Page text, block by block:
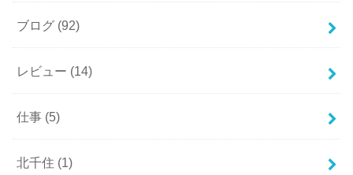
ブログ (92)
レビュー (14)
仕事 (5)
北千住 (1)